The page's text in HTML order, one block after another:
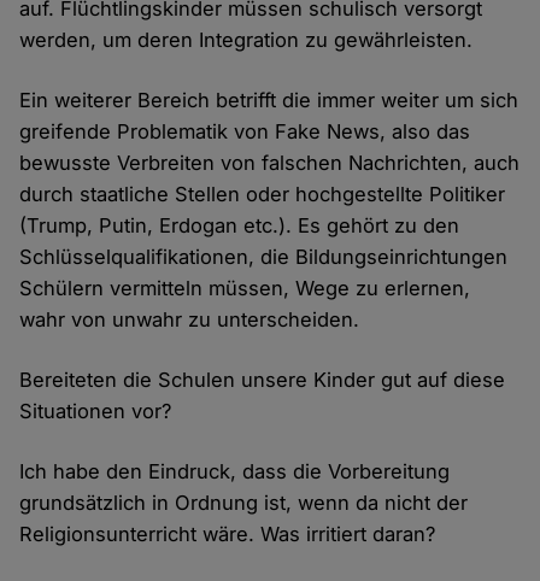
auf. Flüchtlingskinder müssen schulisch versorgt
werden, um deren Integration zu gewährleisten.
Ein weiterer Bereich betrifft die immer weiter um sich
greifende Problematik von Fake News, also das
bewusste Verbreiten von falschen Nachrichten, auch
durch staatliche Stellen oder hochgestellte Politiker
(Trump, Putin, Erdogan etc.). Es gehört zu den
Schlüsselqualifikationen, die Bildungseinrichtungen
Schülern vermitteln müssen, Wege zu erlernen,
wahr von unwahr zu unterscheiden.
Bereiteten die Schulen unsere Kinder gut auf diese
Situationen vor?
Ich habe den Eindruck, dass die Vorbereitung
grundsätzlich in Ordnung ist, wenn da nicht der
Religionsunterricht wäre. Was irritiert daran?